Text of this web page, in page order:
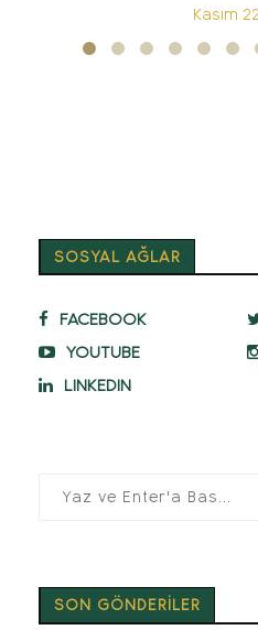
Kasım
SOSYAL AĞLAR
FACEBOOK
YOUTUBE
LINKEDIN
SON GÖNDERİLER